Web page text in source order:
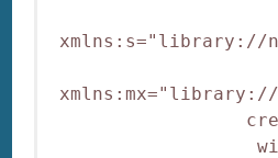
xmlns:s="library://
xmlns:mx="library://